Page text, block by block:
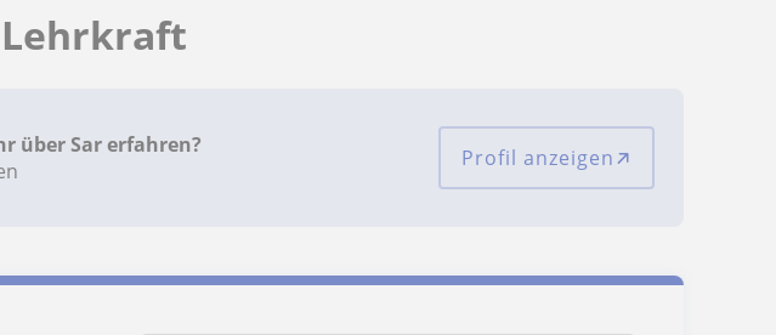
über Sar erfahren?
Profil anzeigen